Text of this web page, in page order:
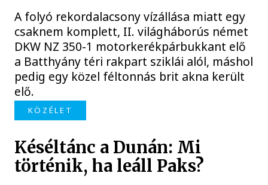
A folyó rekordalacsony vízállása miatt egy
csaknem komplett, II. világháborús német
DKW NZ 350-1 motorkerékpárbukkant elő
a Batthyány téri rakpart sziklái alól, máshol
pedig egy közel féltonnás brit akna került
elő.
KÖZÉLET
Késéltánc a Dunán: Mi
történik, ha leáll Paks?